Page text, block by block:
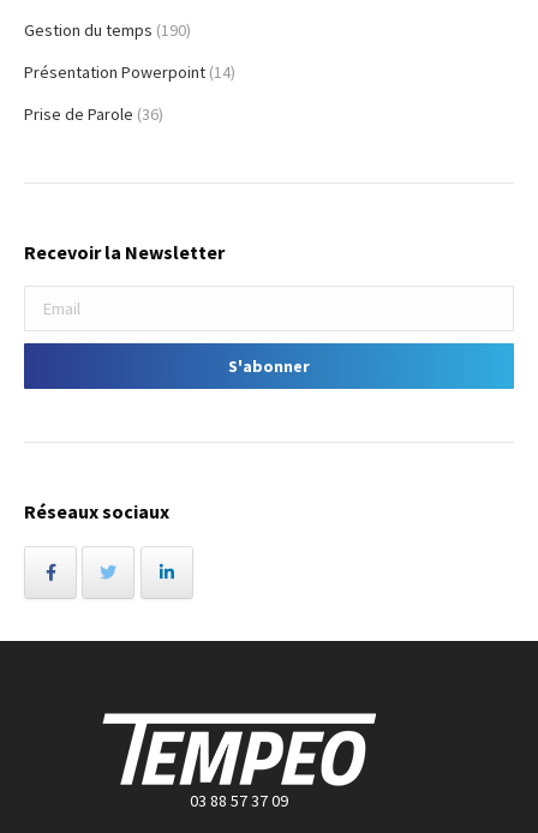
Gestion du temps (190)
Présentation Powerpoint (14)
Prise de Parole (36)
Recevoir la Newsletter
Réseaux sociaux
03 88 57 37 09